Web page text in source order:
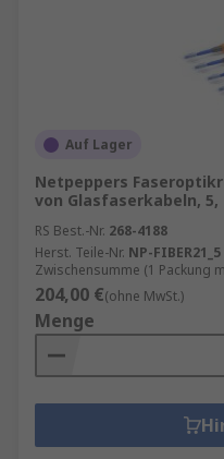
Auf Lager
Netpeppers
von Glasfaserkabeln, 5,
RS Best.-Nr. 268-4188
Herst. Teile-Nr. NP-FIBER21_5
Zwischensumme (1 Packung
204,00 €(ohne MwSt.)
Menge